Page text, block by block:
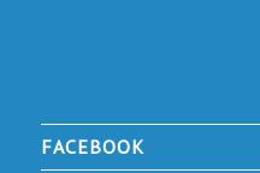
FACEBOOK